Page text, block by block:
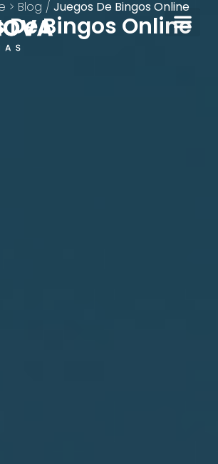
> Blog / Juegos De Bingos Online
De Bingos Online